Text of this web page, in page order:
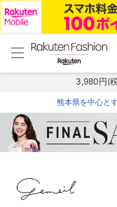
menu home
トップ
3,980円(
熊本県を中心と